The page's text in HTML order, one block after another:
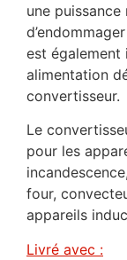
une
est
alimentation
convertisseur.
Le
pour les
four,
appareils
Livré avec :